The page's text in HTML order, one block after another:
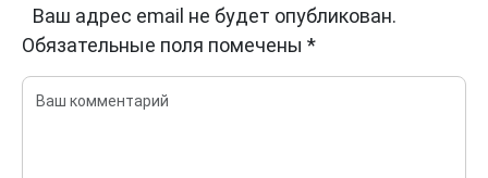
Ваш адрес email не будет опубликован.
Обязательные поля помечены *